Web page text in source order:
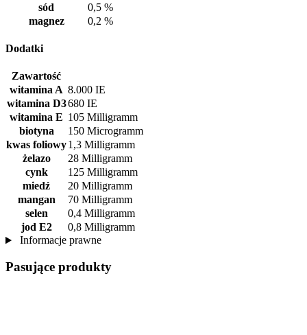
sód
0,5 %
magnez
0,2 %
Dodatki
Zawartość
witamina A 8.000 IE
witamina D3680 IE
witamina E 105 Milligramm
biotyna
150 Microgramm
kwas foliowy1,3 Milligramm
żelazo
28 Milligramm
cynk
125 Milligramm
miedź
20 Milligramm
mangan
70 Milligramm
selen
0,4 Milligramm
jod E2
0,8 Milligramm
Informacje prawne
Pasujące produkty